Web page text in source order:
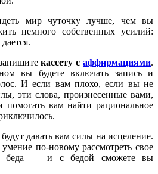
мир чуточку лучше, чем вы
немного собственных усилий:
кассету саффирмациями.
вы будете включать запись и
И если вам плохо, если вы не
эти слова, произнесенные вами,
помогать вам найти рациональное
давать вам силы на исцеление.
по-новому рассмотреть свое
беда — и с бедой сможете вы